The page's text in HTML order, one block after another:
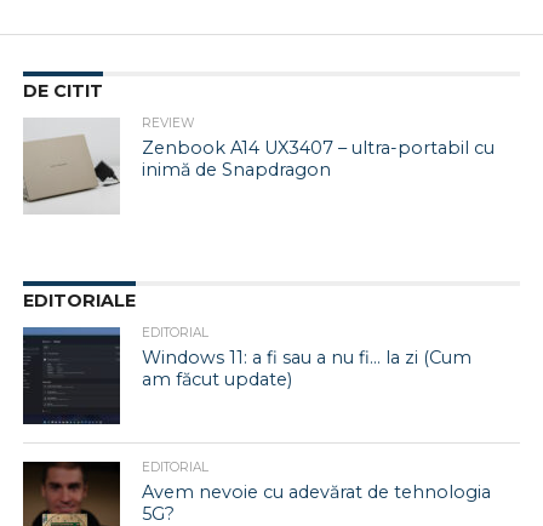
DE CITIT
REVIEW
Zenbook A14 UX3407 – ultra-portabil cu
inimă de Snapdragon
EDITORIALE
EDITORIAL
Windows 11: a fi sau a nu fi… la zi (Cum
am făcut update)
EDITORIAL
Avem nevoie cu adevărat de tehnologia
5G?